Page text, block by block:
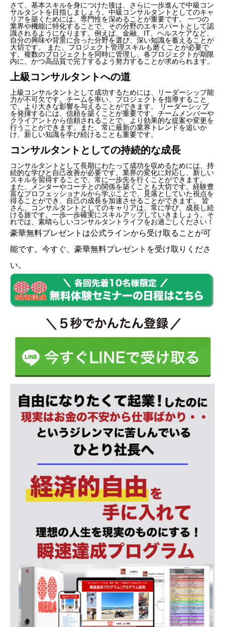
さて、基本スキルを身につけた後は、さらに一歩進んで中級コン
サルタントを目指しましょう。中級コンサルタントとしてのキャ
リアを築くためには、専門性を深めることが重要です。 一つの
業界や機能に特化することで、その分野のエキスパートとして認
識されるようになります。例えば、金融、IT、ヘルスケアなど、
自分の興味や背景に合った分野を選び、深い知識を蓄えることが
大切です。 また、プロジェクト管理スキルも磨くことが必要で
す。複数のプロジェクトを同時に管理し、各プロジェクトが期限
内に、かつ高品質で完了するよう努力することが求められます。
上級コンサルタントへの道
上級コンサルタントとして成功するためには、リーダーシップ能
力が不可欠です。チームを率い、プロジェクトを指導すること
で、より大きな影響を与えることができます。 リーダーシップ
を発揮するには、信頼を築くことが重要です。チームメンバーや
クライアントから信頼されることで、より効果的な提案や変更を
行うことができます。また、常に最新の業界トレンドを追いか
け、新しい知識を学び続けることも重要です。
コンサルタントとしての持続的な成長
コンサルタントとして長期にわたって成功を収めるためには、持
続的な学びと自己改善が必要です。業界の変化に対応し、新しい
スキルを習得することで、常に一歩先を行くことができます。
また、メンターやコーチとの関係を築くことも大切です。経験豊
富なプロフェッショナルから学ぶことで、見落としていた視点を
得ることができ、自己の成長を加速させることができます。 皆
さん、コンサルタントとしてのキャリアは、常に学び、成長し続
ける旅です。一歩一歩確実にスキルアップしていきましょう。そ
れでは、素晴らしいコンサルタントライフをお過ごしください！
豪華無料プレゼントは公式ラインから受け取ることが可
能です。今すぐ、豪華無料プレゼントを受け取りくださ
い。